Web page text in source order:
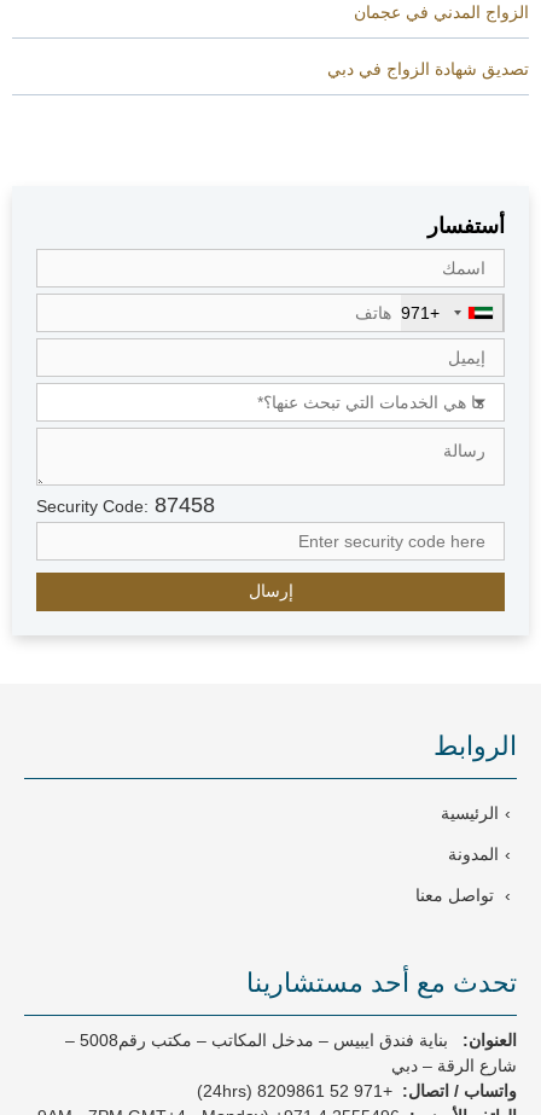
الزواج المدني في عجمان
تصديق شهادة الزواج في دبي
أستفسار
U
n
i
t
e
a
b
E
s
+
7
1
+971
Security Code: 87458
الروابط
الرئيسية
المدونة
تواصل معنا
تحدث مع أحد مستشارينا
العنوان:
بناية فندق ايبيس – مدخل المكاتب – مكتب رقم5008 –
شارع الرقة – دبي
واتساب / اتصال: +971 52 8209861 (24hrs)